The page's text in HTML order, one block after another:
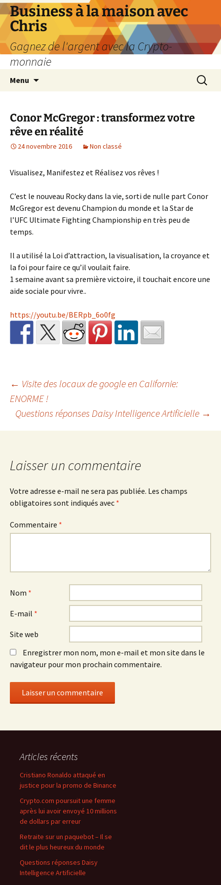
Business à la maison avec
Chris
Gagnez de l'argent avec la Crypto-
monnaie
Menu
Conor McGregor : transformez votre
rêve en réalité
24 novembre 2016 Non classé
Visualisez, Manifestez et Réalisez vos rêves !
C’est le nouveau Rocky dans la vie, sorti de nulle part Conor
McGregor est devenu Champion du monde et la Star de
l’UFC Ultimate Fighting Championship en très peu de
temps.
Il a utilisé la Loi d’attraction, la visualisation, la croyance et
la foi pour faire ce qu’il voulait faire.
1 semaine avant sa première victoire, il touchait encore une
aide sociale pour vivre..
https://youtu.be/BERpb_6o0fg
Navigation
des
← Visite des locaux de google en Californie:
ENORME !
Questions réponses Daisy Intelligence Artificielle →
Laisser un commentaire
Votre adresse e-mail ne sera pas publiée. Les champs
obligatoires sont indiqués avec *
Commentaire *
Nom *
E-mail *
Site web
Enregistrer mon nom, mon e-mail et mon site dans le
navigateur pour mon prochain commentaire.
Articles récents
Cristiano Ronaldo attaqué en
justice pour la promo de Binance
Crypto.com poursuit une femme
après lui avoir envoyé 10 millions
de dollars par erreur
Retraite sur un paquebot – Il se
dit le plus heureux du monde
Questions réponses Daisy
Intelligence Artificielle